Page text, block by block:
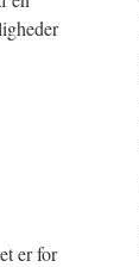
er for